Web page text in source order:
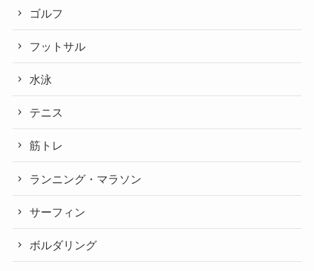
ゴルフ
フットサル
水泳
テニス
筋トレ
ランニング・マラソン
サーフィン
ボルダリング